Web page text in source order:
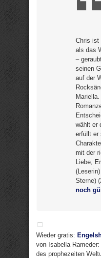
Chris ist
als das
–
seinen
auf der
wählt er
erfüllt er
mit der
Liebe,
Sterne)
noch
Wieder gratis:
von Isabella
des prophezeiten